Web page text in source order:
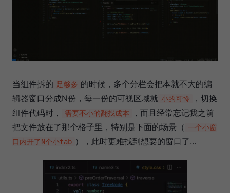
当组件拆的 足够多 的时候，多个分栏会把本就不大的编
辑器窗口分成N份，每一份的可视区域就 小的可怜
，切换
组件代码时，
需要不小的翻找成本
，而且经常忘记我之前
把文件放在了那个格子里，特别是下面的场景（ 一个小窗
口内开了N个小tab ），此时更难找到想要的窗口了...